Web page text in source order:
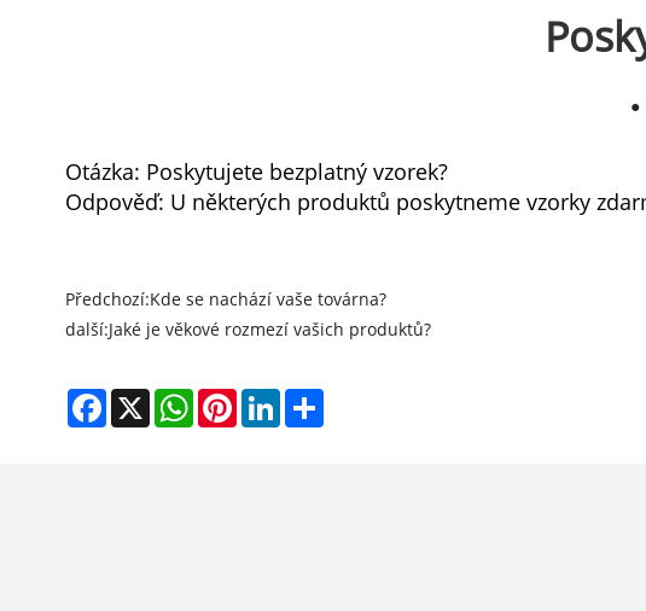
●
Otázka: Poskytujete bezplatný vzorek?
Odpověď: U některých produktů poskytneme vzorky
Předchozí:Kde se nachází vaše továrna?
další:Jaké je věkové rozmezí vašich produktů?
Facebook
X WhatsAppPinterestLinkedInShare